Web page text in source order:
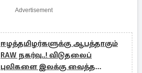
Advertisement
ஈழத்தமிழர்களுக்கு ஆபத்தாகும்
RAW நகர்வு..! விடுதலைப்
புலிகளை இலக்கு வைத்த